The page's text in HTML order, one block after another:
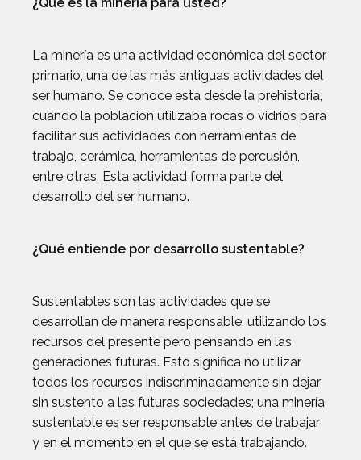
La minería es una actividad económica del sector
primario, una de las más antiguas actividades del
ser humano. Se conoce esta desde la prehistoria,
cuando la población utilizaba rocas o vidrios para
facilitar sus actividades con herramientas de
trabajo, cerámica, herramientas de percusión,
entre otras. Esta actividad forma parte del
desarrollo del ser humano.
¿Qué entiende por desarrollo sustentable?
Sustentables son las actividades que se
desarrollan de manera responsable, utilizando los
recursos del presente pero pensando en las
generaciones futuras. Esto significa no utilizar
todos los recursos indiscriminadamente sin dejar
sin sustento a las futuras sociedades; una minería
sustentable es ser responsable antes de trabajar
y en el momento en el que se está trabajando.